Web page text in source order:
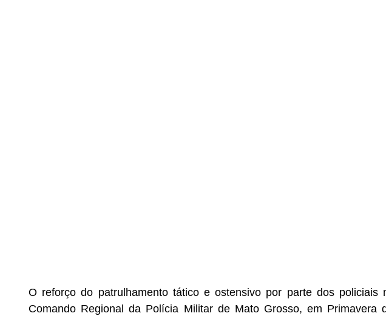
O reforço do patrulhamento tático e ostensivo por parte dos policiais
Comando Regional da Polícia Militar de Mato Grosso, em Primavera